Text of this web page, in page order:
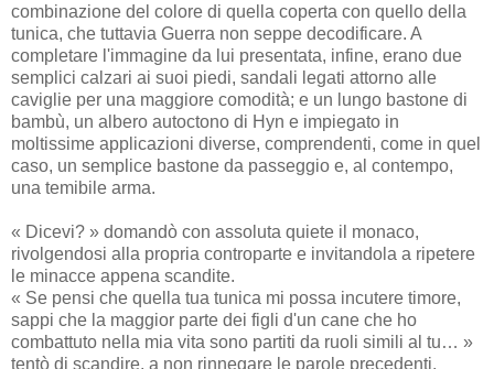
combinazione del colore di quella coperta con quello della
tunica, che tuttavia Guerra non seppe decodificare. A
completare l'immagine da lui presentata, infine, erano due
semplici calzari ai suoi piedi, sandali legati attorno alle
caviglie per una maggiore comodità; e un lungo bastone di
bambù, un albero autoctono di Hyn e impiegato in
moltissime applicazioni diverse, comprendenti, come in quel
caso, un semplice bastone da passeggio e, al contempo,
una temibile arma.
« Dicevi? » domandò con assoluta quiete il monaco,
rivolgendosi alla propria controparte e invitandola a ripetere
le minacce appena scandite.
« Se pensi che quella tua tunica mi possa incutere timore,
sappi che la maggior parte dei figli d'un cane che ho
combattuto nella mia vita sono partiti da ruoli simili al tu… »
tentò di scandire, a non rinnegare le parole precedenti,